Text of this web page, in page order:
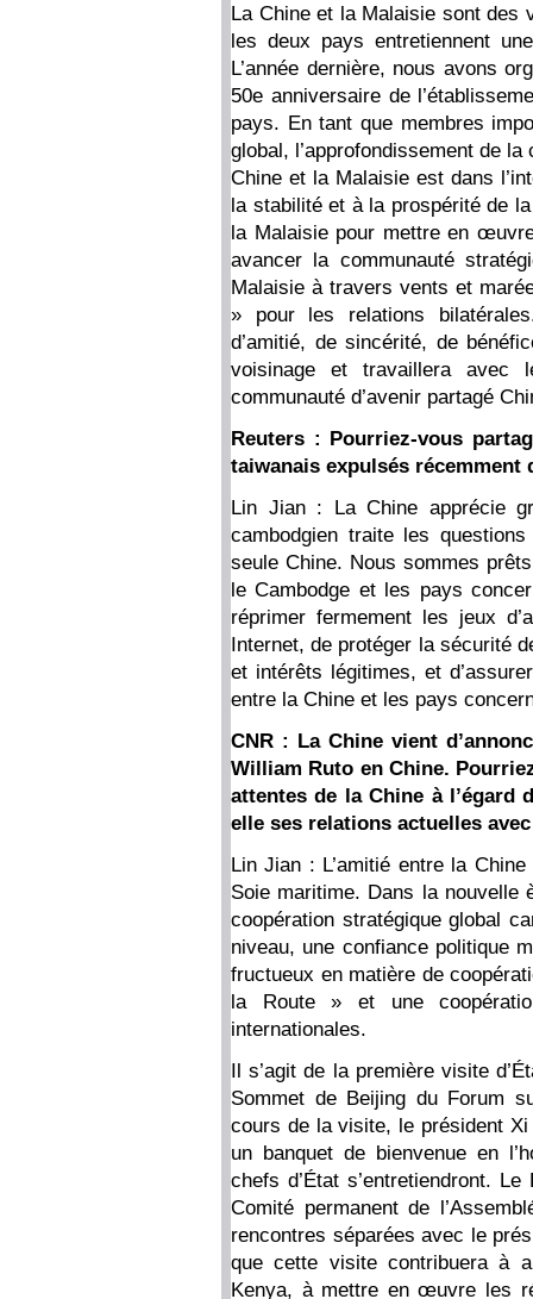
La Chine et la Malaisie sont des
les deux pays entretiennent
L’année dernière, nous avons
50e anniversaire de
pays. En tant que membres
global, l’approfondissement de
Chine et la Malaisie est dans
la stabilité et à la prospérité de
la Malaisie pour mettre en
avancer la communauté
Malaisie à travers vents et
» pour les relations
d’amitié, de sincérité, de
voisinage et travaillera avec
communauté d’avenir partagé
Reuters : Pourriez-vous
taiwanais expulsés récemment
Lin Jian : La Chine apprécie
cambodgien traite les
seule Chine. Nous sommes
le Cambodge et les pays
réprimer fermement les jeux
Internet, de protéger la sécurité
et intérêts légitimes, et
entre la Chine et les pays
CNR : La Chine vient
William Ruto en Chine.
attentes de la Chine à l’égard
elle ses relations actuelles
Lin Jian : L’amitié entre la
Soie maritime. Dans la nouvelle
coopération stratégique global
niveau, une confiance politique
fructueux en matière de
la Route » et une
internationales.
Il s’agit de la première visite
Sommet de Beijing du Forum
cours de la visite, le président
un banquet de bienvenue en
chefs d’État s’entretiendront.
Comité permanent de
rencontres séparées avec le
que cette visite contribuera à
Kenya, à mettre en œuvre les